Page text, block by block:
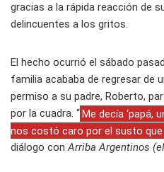
gracias a la rápida reacción de
delincuentes a los gritos.
El hecho ocurrió el sábado
familia acababa de regresar de
permiso a su padre, Roberto,
por la cuadra. “Me decía ‘papá,
nos costó caro por el susto que
diálogo conArriba Argentinos